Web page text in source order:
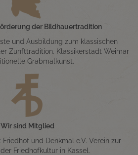
der Bildhauertradition
und Ausbildung zum klassischen
Zunfttradition. Klassikerstadt Weimar
Grabmalkunst.
Wir sind Mitglied
und Denkmal e.V. Verein zur
Friedhofkultur in Kassel.